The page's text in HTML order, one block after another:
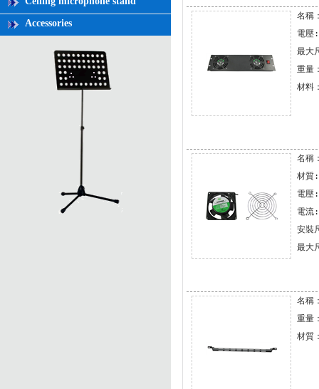
Accessories
名稱
電壓
最大
重量
材料
名稱
材質
電壓
電流
安裝
最大
名稱
重量
材質